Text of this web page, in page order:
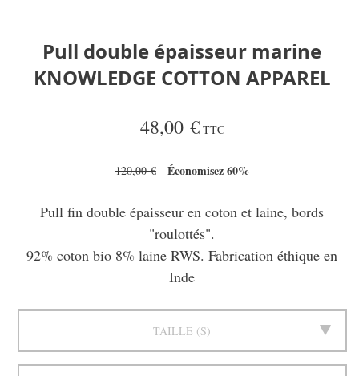
Pull double épaisseur marine
KNOWLEDGE COTTON APPAREL
48,00 € TTC
120,00 € Économisez 60%
Pull fin double épaisseur en coton et laine, bords
"roulottés".
92% coton bio 8% laine RWS. Fabrication éthique en
Inde
TAILLE S